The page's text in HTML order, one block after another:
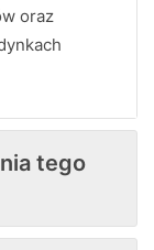
oraz
tego